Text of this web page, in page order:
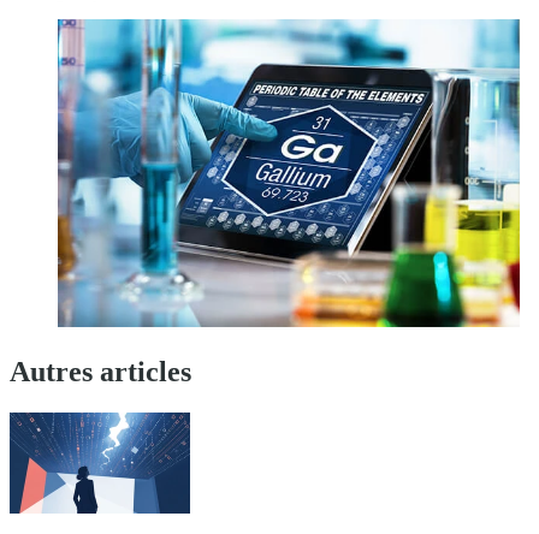
Autres articles